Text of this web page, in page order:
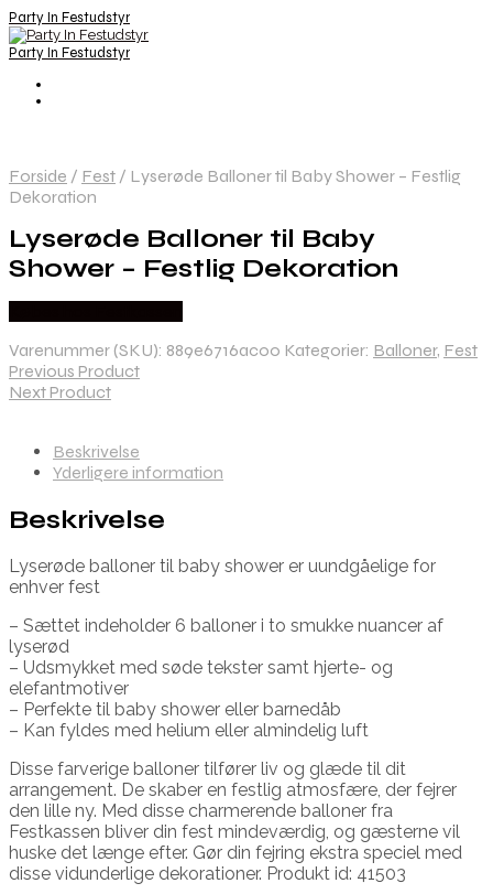
Party In Festudstyr
Party In Festudstyr
Forside / Fest / Lyserøde Balloner til Baby Shower – Festlig
Dekoration
Lyserøde Balloner til Baby
Shower – Festlig Dekoration
Varenummer (SKU): 889e6716ac00 Kategorier: Balloner, Fest
Previous Product
Next Product
Beskrivelse
Yderligere information
Beskrivelse
Lyserøde balloner til baby shower er uundgåelige for
enhver fest
– Sættet indeholder 6 balloner i to smukke nuancer af
lyserød
– Udsmykket med søde tekster samt hjerte- og
elefantmotiver
– Perfekte til baby shower eller barnedåb
– Kan fyldes med helium eller almindelig luft
Disse farverige balloner tilfører liv og glæde til dit
arrangement. De skaber en festlig atmosfære, der fejrer
den lille ny. Med disse charmerende balloner fra
Festkassen bliver din fest mindeværdig, og gæsterne vil
huske det længe efter. Gør din fejring ekstra speciel med
disse vidunderlige dekorationer. Produkt id: 41503